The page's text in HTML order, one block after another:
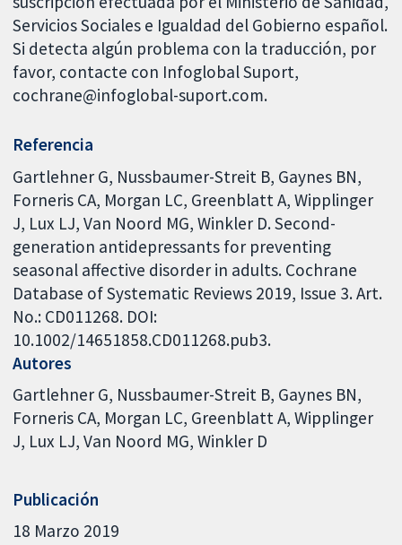
Servicios Sociales e Igualdad del Gobierno español.
Si detecta algún problema con la traducción, por
favor, contacte con Infoglobal Suport,
cochrane@infoglobal-suport.com.
Referencia
Gartlehner G, Nussbaumer-Streit B, Gaynes BN,
Forneris CA, Morgan LC, Greenblatt A, Wipplinger
J, Lux LJ, Van Noord MG, Winkler D. Second-
generation antidepressants for preventing
seasonal affective disorder in adults. Cochrane
Database of Systematic Reviews 2019, Issue 3. Art.
No.: CD011268. DOI:
10.1002/14651858.CD011268.pub3.
Autores
Gartlehner G Nussbaumer-Streit B Gaynes BN
Forneris CA Morgan LC Greenblatt A Wipplinger
J Lux LJ Van Noord MG Winkler D
Publicación
18 Marzo 2019